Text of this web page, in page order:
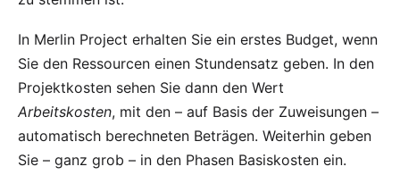
In Merlin Project erhalten Sie ein erstes Budget, wenn
Sie den Ressourcen einen Stundensatz geben. In den
Projektkosten sehen Sie dann den Wert
Arbeitskosten, mit den – auf Basis der Zuweisungen –
automatisch berechneten Beträgen. Weiterhin geben
Sie – ganz grob – in den Phasen Basiskosten ein.